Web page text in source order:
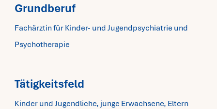
Grundberuf
Fachärztin für Kinder- und Jugendpsychiatrie und
Psychotherapie
​Tätigkeitsfeld
Kinder und Jugendliche, junge Erwachsene, Eltern